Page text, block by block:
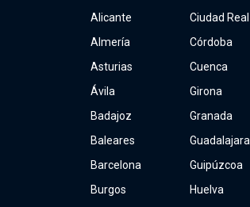
Alicante
Almería
Asturias
Ávila
Badajoz
Baleares
Barcelona
Burgos
Ciudad Real
Córdoba
Cuenca
Girona
Granada
Guadalajara
Guipúzcoa
Huelva